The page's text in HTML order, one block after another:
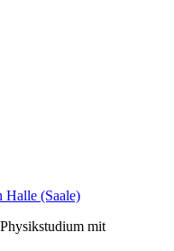
Halle (Saale)
mit